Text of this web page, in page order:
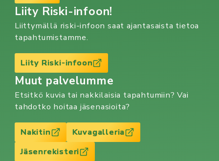
Liity Riski-infoon!
Liittymällä riski-infoon saat ajantasaista tietoa
tapahtumistamme.
Liity Riski-infoon
Muut palvelumme
Etsitkö kuvia tai nakkilaisia tapahtumiin? Vai
tahdotko hoitaa jäsenasioita?
Nakitin
Kuvagalleria
Jäsenrekisteri